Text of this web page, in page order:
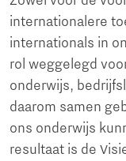
internationalere
internationals in
rol weggelegd
onderwijs,
daarom samen
ons onderwijs
resultaat is de